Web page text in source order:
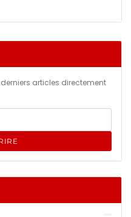
articles directement